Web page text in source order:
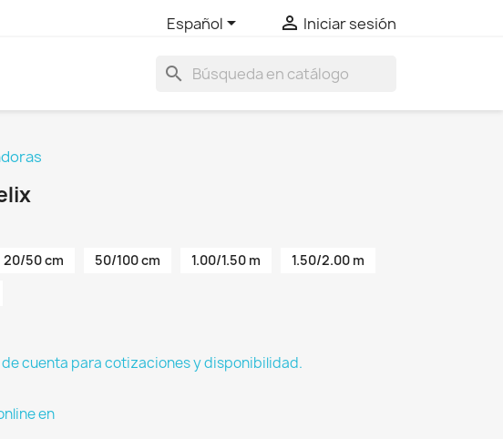
Español  Iniciar sesión
search
20/50 cm 50/100 cm 1.00/1.50 m
1.50/2.00 m
cuenta para cotizaciones y disponibilidad.
en